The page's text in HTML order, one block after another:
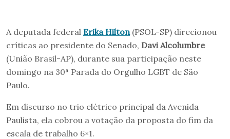
A deputada federal Erika Hilton (PSOL-SP) direcionou
críticas ao presidente do Senado, Davi Alcolumbre
(União Brasil-AP), durante sua participação neste
domingo na 30ª Parada do Orgulho LGBT de São
Paulo.
Em discurso no trio elétrico principal da Avenida
Paulista, ela cobrou a votação da proposta do fim da
escala de trabalho 6×1.